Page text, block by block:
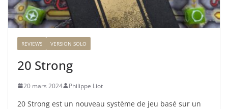
REVIEWS VERSION SOLO
20 Strong
20 mars 2024 Philippe Liot
20 Strong est un nouveau système de jeu basé sur un